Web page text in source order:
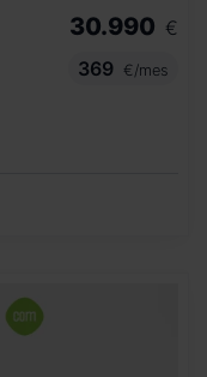
30.990 €
369
€/mes